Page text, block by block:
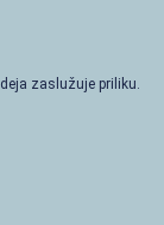
zaslužuje priliku.